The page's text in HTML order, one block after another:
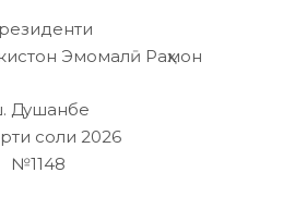
Эмомалӣ Раҳмон
Душанбе
соли 2026
№1148